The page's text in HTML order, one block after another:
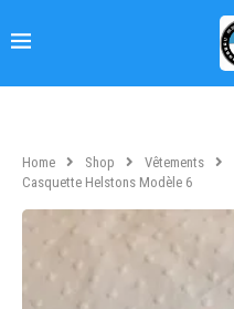
Home Shop Vêtements
Casquette Helstons Modèle 6